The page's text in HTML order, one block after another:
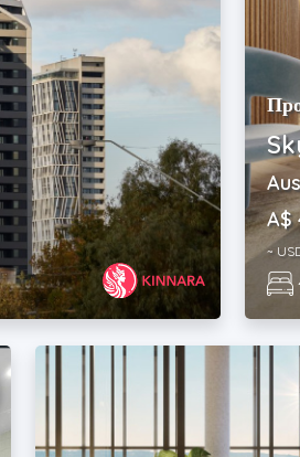
A$
~